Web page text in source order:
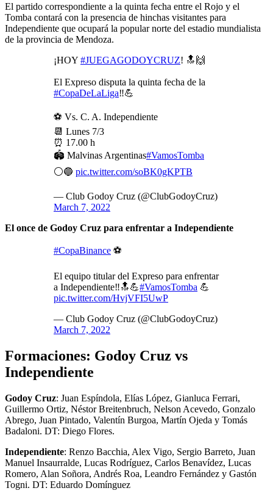
El partido correspondiente a la quinta fecha entre el Rojo y el
Tomba contará con la presencia de hinchas visitantes para
Independiente que ocupará la popular norte del estadio mundialista
de la provincia de Mendoza.
¡HOY #JUEGAGODOYCRUZ! 🔝🙌
El Expreso disputa la quinta fecha de la
#CopaDeLaLiga‼️💪
⚽ Vs. C. A. Independiente
📆 Lunes 7/3
⏰ 17.00 h
🏟️ Malvinas Argentinas#VamosTomba
⚪🔵 pic.twitter.com/soBK0gKPTB
— Club Godoy Cruz (@ClubGodoyCruz)
March 7, 2022
El once de Godoy Cruz para enfrentar a Independiente
#CopaBinance ⚽
El equipo titular del Expreso para enfrentar
a Independiente‼️🔝💪#VamosTomba 💪
pic.twitter.com/HvjVFI5UwP
— Club Godoy Cruz (@ClubGodoyCruz)
March 7, 2022
Formaciones: Godoy Cruz vs
Independiente
Godoy Cruz: Juan Espíndola, Elías López, Gianluca Ferrari,
Guillermo Ortiz, Néstor Breitenbruch, Nelson Acevedo, Gonzalo
Abrego, Juan Pintado, Valentín Burgoa, Martín Ojeda y Tomás
Badaloni. DT: Diego Flores.
Independiente: Renzo Bacchia, Alex Vigo, Sergio Barreto, Juan
Manuel Insaurralde, Lucas Rodríguez, Carlos Benavídez, Lucas
Romero, Alan Soñora, Andrés Roa, Leandro Fernández y Gastón
Togni. DT: Eduardo Domínguez